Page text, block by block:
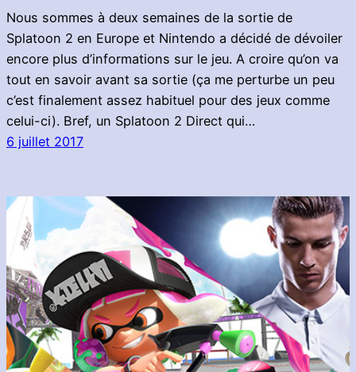
Nous sommes à deux semaines de la sortie de
Splatoon 2 en Europe et Nintendo a décidé de dévoiler
encore plus d’informations sur le jeu. A croire qu’on va
tout en savoir avant sa sortie (ça me perturbe un peu
c’est finalement assez habituel pour des jeux comme
celui-ci). Bref, un Splatoon 2 Direct qui…
6 juillet 2017